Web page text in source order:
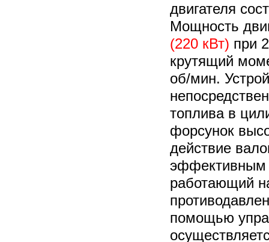
двигателя
Мощность
(220 кВт) при
крутящий
об/мин.
топлива в
форсунок
действие
эффективным
работающий
помощью